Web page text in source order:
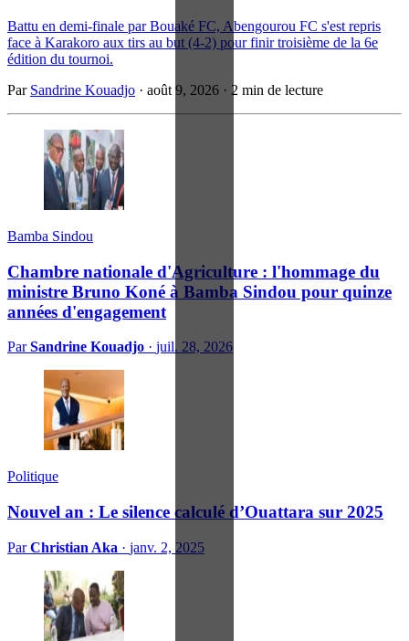
Battu en demi-finale par Bouaké FC, Abengourou FC s'est repris
face à Karakoro aux tirs au but (4-2) pour finir troisième de la 6e
édition du tournoi.
Par Sandrine Kouadjo · août 9, 2026 · 2 min de lecture
Bamba Sindou
Chambre nationale d'Agriculture : l'hommage du
ministre Bruno Koné à Bamba Sindou pour quinze
années d'engagement
ParSandrine Kouadjo · juil. 28, 2026
Politique
Nouvel an : Le silence calculé d’Ouattara sur 2025
ParChristian Aka · janv. 2, 2025